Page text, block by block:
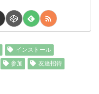
インストール
参加
友達招待